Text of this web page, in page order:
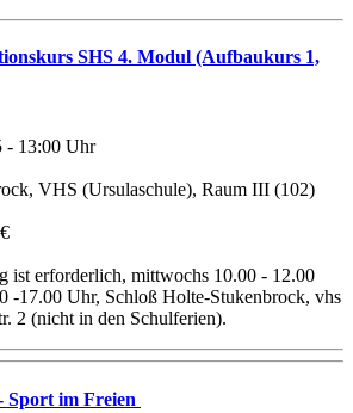
SHS 4. Modul (Aufbaukurs 1,
- 13:00 Uhr
VHS (Ursulaschule), Raum III (102)
ist erforderlich, mittwochs 10.00 - 12.00
-17.00 Uhr, Schloß Holte-Stukenbrock, vhs
2 (nicht in den Schulferien).
Sport im Freien